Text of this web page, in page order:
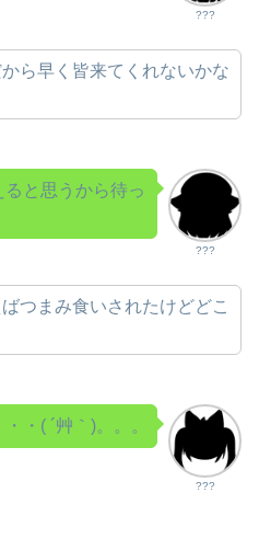
???
ら早く皆来てくれないかな
???
と思うから待っ
つまみ食いされたけどどこ
???
・・( ´艸｀)。。。